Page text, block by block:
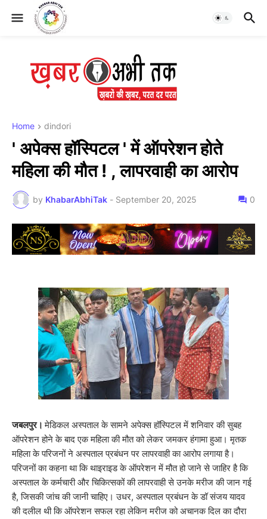
Home dindori
' अपेक्स हॉस्पिटल ' में ऑपरेशन होते
महिला की मौत ! , लापरवाही का आरोप
by KhabarAbhiTak - September 20, 2025 0
जबलपुर।मेडिकल अस्पताल के सामने अपेक्स हॉस्पिटल में शनिवार की सुबह
ऑपरेशन होने के बाद एक महिला की मौत को लेकर जमकर हंगामा हुआ। मृतक
महिला के परिजनों ने अस्पताल प्रबंधन पर लापरवाही का आरोप लगाया है।
परिजनों का कहना था कि थाइराइड के ऑपरेशन में मौत हो जाने से जाहिर है कि
अस्पताल के कर्मचारी और चिकित्सकों की लापरवाही से उनके मरीज की जान गई
है, जिसकी जांच की जानी चाहिए। उधर, अस्पताल प्रबंधन के डॉ संजय यादव
की दलील थी कि ऑपरेशन सफल रहा लेकिन मरीज को अचानक दिल का दौरा